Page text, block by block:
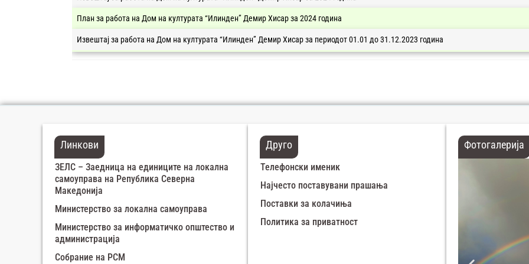
План за работа на Дом на културата “Илинден” Демир Хисар за 2024 година
Извештај за работа на Дом на културата “Илинден” Демир Хисар за периодот 01.01 до 31.12.2023 година
Линкови
ЗЕЛС – Заедница на единиците на локална
самоуправа на Република Северна
Македонија
Министерство за локална самоуправа
Министерство за информатичко општество и
администрација
Собрание на РСМ
Друго
Телефонски именик
Најчесто поставувани прашања
Поставки за колачиња
Политика за приватност
Фотогалерија